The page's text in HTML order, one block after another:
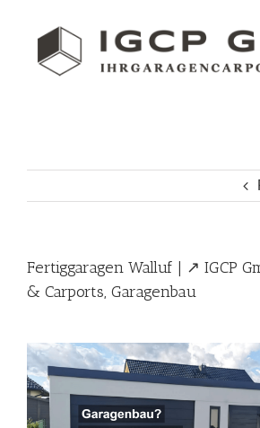
Fertiggaragen Walluf | ↗️ IGCP
& Carports, Garagenbau